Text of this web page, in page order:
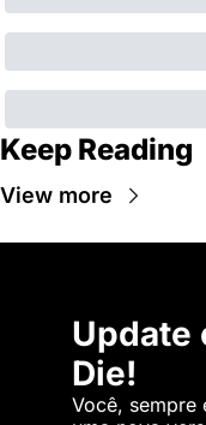
Keep Reading
View more
Update
Die!
Você, sempre